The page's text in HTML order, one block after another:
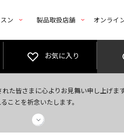
ン 製品取扱店舗 オンライ
お気に入り
た皆さまに心よりお見舞い申し上げます
ことを祈念いたします。
ト！